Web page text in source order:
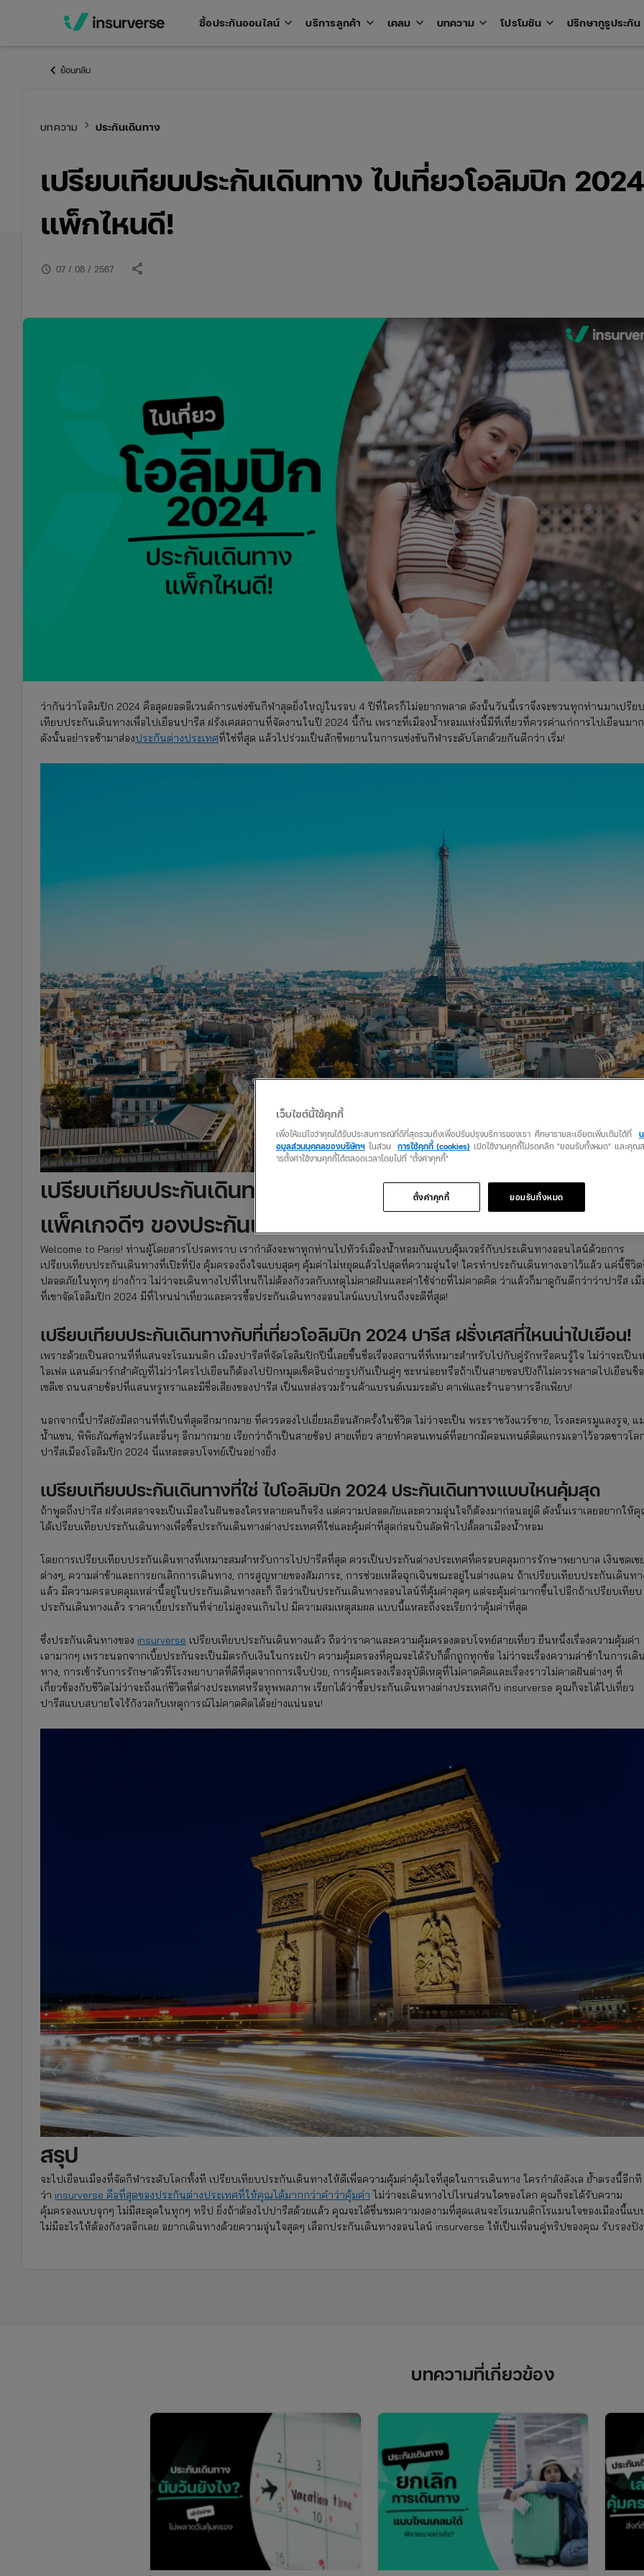
ซื้อประกันออนไลน์ keyboard_arrow_down Open
บริการลูกค้า keyboard_arrow_down Open
เคลม keyboard_arrow_down Open
บทความ keyboard_arrow_down Open
โปรโมชัน keyboard_arrow_down Open
ปรึกษากูรูประกัน
keyboard_arrow_left ย้อนกลับ
บทความ keyboard_arrow_right ประกันเดินทาง
เปรียบเทียบประกันเดินทาง ไปเที่ยวโอลิมปิก 2024
แพ็กไหนดี!
schedule 07 / 08 / 2567 share
ว่ากันว่าโอลิมปิก 2024 คือสุดยอดอีเวนต์การแข่งขันกีฬาสุดยิ่งใหญ่ในรอบ 4 ปีที่ใครก็ไม่อยากพลาด ดังนั้นวันนี้เราจึงจะชวนทุกท่านมาเปรียบ
เทียบประกันเดินทางเพื่อไปเยือนปารีส ฝรั่งเศสสถานที่จัดงานในปี 2024 นี้กัน เพราะที่เมืองน้ำหอมแห่งนี้มีที่เที่ยวที่ควรค่าแก่การไปเยือนมาก
ดังนั้นอย่ารอช้ามาส่องประกันต่างประเทศที่ใช่ที่สุด แล้วไปร่วมเป็นสักขีพยานในการแข่งขันกีฬาระดับโลกด้วยกันดีกว่า เริ่ม!
เปรียบเทียบประกันเดินทาง
ไปเที่ยวปารีส ฝรั่งเศสที่ไหนดีด้วย
แพ็คเกจดีๆ ของประกันเดินทาง
Welcome to Paris! ท่านผู้โดยสารโปรดทราบ เรากำลังจะพาทุกท่านไปทัวร์เมืองน้ำหอมกันแบบคุ้มเวอร์กับประเดินทางออนไลน์ด้วยการ
เปรียบเทียบประกันเดินทางที่เป๊ะที่ปัง คุ้มครองถึงใจแบบสุดๆ คุ้มค่าไม่หยุดแล้วไปสุดที่ความอุ่นใจ! ใครทำประกันเดินทางเอาไว้แล้ว แค่นี้ชีวิ
ปลอดภัยในทุกๆ ย่างก้าว ไม่ว่าจะเดินทางไปที่ไหนก็ไม่ต้องกังวลกับเหตุไม่คาดฝันและค่าใช้จ่ายที่ไม่คาดคิด ว่าแล้วก็มาดูกันดีกว่าว่าปารีส เมื
ที่เขาจัดโอลิมปิก 2024 มีที่ไหนน่าเที่ยวและควรซื้อประกันเดินทางออนไลน์แบบไหนถึงจะดีที่สุด!
เปรียบเทียบประกันเดินทางกับที่เที่ยวโอลิมปิก 2024 ปารีส ฝรั่งเศสที่ไหนน่าไปเยือน!
เพราะด้วยเป็นสถานที่ที่แสนจะโรแมนติก เมืองปารีสที่จัดโอลิมปิกปีนี้เลยขึ้นชื่อเรื่องสถานที่ที่เหมาะสำหรับไปกับคู่รักหรือคนรู้ใจ ไม่ว่าจะเป็น
ไอเฟล แลนด์มาร์กสำคัญที่ไม่ว่าใครไปเยือนก็ต้องไปปักหมุดเช็คอินถ่ายรูปกันเป็นคู่ๆ ซะหน่อยหรือถ้าเป็นสายชอปปิงก็ไม่ควรพลาดไปเยือนช็
เซลีเซ ถนนสายช้อปที่แสนหรูหราและมีชื่อเสียงของปารีส เป็นแหล่งรวมร้านค้าแบรนด์เนมระดับ คาเฟ่และร้านอาหารอีกเพียบ!
นอกจากนี้ปารีสยังมีสถานที่ที่เป็นที่สุดอีกมากมาย ที่ควรลองไปเยี่ยมเยือนสักครั้งในชีวิต ไม่ว่าจะเป็น พระราชวังแวร์ซาย, โรงละครมูแลงรูจ, แ
น้ำแซน, พิพิธภัณฑ์ลูฟวร์และอื่นๆ อีกมากมาย เรียกว่าถ้าเป็นสายช้อป สายเที่ยว สายทำคอนเทนต์ที่อยากมีคอนเทนต์ติดแกรมเอาไว้อวดชาวโล
ปารีสเมืองโอลิมปิก 2024 นี่แหละตอบโจทย์เป็นอย่างยิ่ง
เปรียบเทียบประกันเดินทางที่ใช่ ไปโอลิมปิก 2024 ประกันเดินทางแบบไหนคุ้มสุด
ถ้าพูดถึงปารีส ฝรั่งเศสอาจจะเป็นเมืองในฝันของใครหลายคนก็จริง แต่ความปลอดภัยและความอุ่นใจก็ต้องมาก่อนอยู่ดี ดังนั้นเราเลยอยากให้
ได้เปรียบเทียบประกันเดินทางเพื่อซื้อประกันเดินทางต่างประเทศที่ใช่และคุ้มค่าที่สุดก่อนบินลัดฟ้าไปลั้ลลาเมืองน้ำหอม
โดยการเปรียบเทียบประกันเดินทางที่เหมาะสมสำหรับการไปปารีสที่สุด ควรเป็นประกันต่างประเทศที่ครอบคลุมการรักษาพยาบาล เงินชดเช
ต่างๆ, ความล่าช้าและการยกเลิกการเดินทาง, การสูญหายของสัมภาระ, การช่วยเหลือฉุกเฉินขณะอยู่ในต่างแดน ถ้าเปรียบเทียบประกันเดินทา
แล้ว มีความครอบคลุมเหล่านี้อยู่ในประกันเดินทางละก็ ถือว่าเป็นประกันเดินทางออนไลน์ที่คุ้มค่าสุดๆ แต่จะคุ้มค่ามากขึ้นไปอีกถ้าเปรียบเทียบ
ประกันเดินทางแล้ว ราคาเบี้ยประกันที่จ่ายไม่สูงจนเกินไป มีความสมเหตุสมผล แบบนี้แหละถึงจะเรียกว่าคุ้มค่าที่สุด
ซึ่งประกันเดินทางของ insurverse เปรียบเทียบประกันเดินทางแล้ว ถือว่าราคาและความคุ้มครองตอบโจทย์สายเที่ยว ยืนหนึ่งเรื่องความคุ้มค่า
เอามากๆ เพราะนอกจากเบี้ยประกันจะเป็นมิตรกับเงินในกระเป๋า ความคุ้มครองที่คุณจะได้รับก็ติ๊กถูกทุกข้อ ไม่ว่าจะเรื่องความล่าช้าในการเดิ
ทาง, การเข้ารับการรักษาตัวที่โรงพยาบาลที่ดีที่สุดจากการเจ็บป่วย, การคุ้มครองเรื่องอุบัติเหตุที่ไม่คาดคิดและเรื่องราวไม่คาดฝันต่างๆ ที่
เกี่ยวข้องกับชีวิตไม่ว่าจะถึงแก่ชีวิตที่ต่างประเทศหรือทุพพลภาพ เรียกได้ว่าซื้อประกันเดินทางต่างประเทศกับ insurverse คุณก็จะได้ไปเที่ยว
ปารีสแบบสบายใจไร้กังวลกับเหตุการณ์ไม่คาดคิดได้อย่างแน่นอน!
สรุป
จะไปเยือนเมืองที่จัดกีฬาระดับโลกทั้งที เปรียบเทียบประกันเดินทางให้ดีเพื่อความคุ้มค่าคุ้มใจที่สุดในการเดินทาง ใครกำลังลังเล ย้ำตรงนี้อีกที
ว่า insurverse คือที่สุดของประกันต่างประเทศที่ให้คุณได้มากกว่าคำว่าคุ้มค่า ไม่ว่าจะเดินทางไปไหนส่วนใดของโลก คุณก็จะได้รับความ
คุ้มครองแบบจุกๆ ไม่มีสะดุดในทุกๆ ทริป ยิ่งถ้าต้องไปปารีสด้วยแล้ว คุณจะได้ชื่นชมความงดงามที่สุดแสนจะโรแมนติกโรแมนใจของเมืองนี้แบ
ไม่มีอะไรให้ต้องกังวลอีกเลย อยากเดินทางด้วยความอุ่นใจสุดๆ เลือกประกันเดินทางออนไลน์ insurverse ให้เป็นเพื่อนคู่ทริปของคุณ รับรองปั
บทความที่เกี่ยวข้อง
เว็บไซต์นี้ใช้คุกกี้
เพื่อให้แน่ใจว่าคุณได้รับประสบการณ์ที่ดีที่สุดรวมถึงเพื่อปรับปรุงบริการของเรา ศึกษารายละเอียดเพิ่มเติมได้ที่
อมูลส่วนบุคคลของบริษัทฯ ในส่วน การใช้คุกกี้ (cookies) เปิดใช้งานคุกกี้โปรดคลิก "ยอมรับทั้งหมด" และคุณ
ารตั้งค่าใช้งานคุกกี้ได้ตลอดเวลาโดยไปที่ "ตั้งค่าคุกกี้"
ยอมรับทั้งหมด
ตั้งค่าคุกกี้